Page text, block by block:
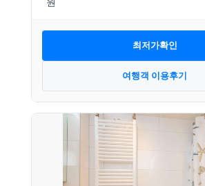
최저가확인
여행객 이용후기